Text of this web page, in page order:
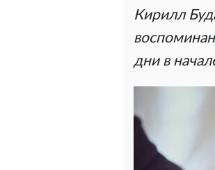
Кирилл
дни в